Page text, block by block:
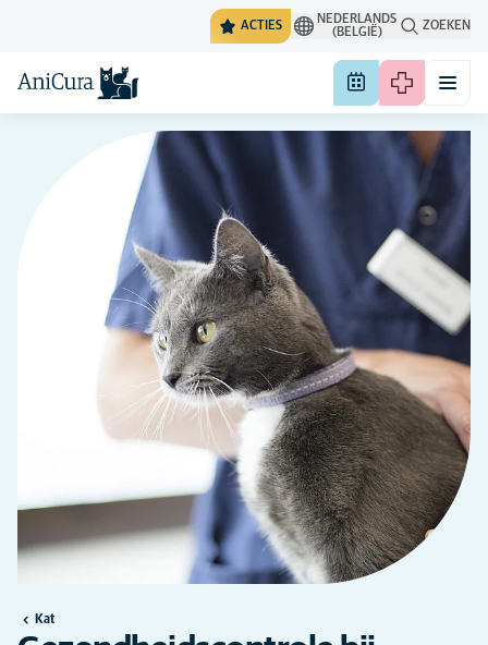
ACTIES
NEDERLANDS
(BELGIË)
ZOEKEN
Kat